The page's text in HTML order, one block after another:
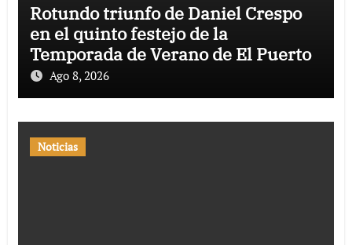
Rotundo triunfo de Daniel Crespo
en el quinto festejo de la
Temporada de Verano de El Puerto
Ago 8, 2026
Noticias